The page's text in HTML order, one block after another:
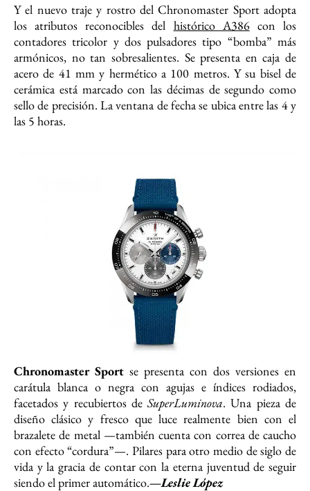
Y el nuevo traje y rostro del Chronomaster Sport adopta
los atributos reconocibles del histórico A386con los
contadores tricolor y dos pulsadores tipo “bomba” más
armónicos, no tan sobresalientes. Se presenta en caja de
acero de 41 mm y hermético a 100 metros. Y su bisel de
cerámica está marcado con las décimas de segundo como
sello de precisión. La ventana de fecha se ubica entre las 4 y
las 5 horas.
Chronomaster Sport se presenta con dos versiones en
carátula blanca o negra con agujas e índices rodiados,
facetados y recubiertos deSuperLuminova. Una pieza de
diseño clásico y fresco que luce realmente bien con el
brazalete de metal —también cuenta con correa de caucho
con efecto “cordura”—. Pilares para otro medio de siglo de
vida y la gracia de contar con la eterna juventud de seguir
siendo el primer automático.—Leslie López